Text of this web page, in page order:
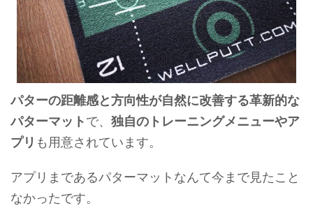
パターの距離感と方向性が自然に改善する革新的な
パターマットで、 独自のトレーニングメニューやア
プリ も用意されています。
アプリまであるパターマットなんて今まで見たこと
なかったです。